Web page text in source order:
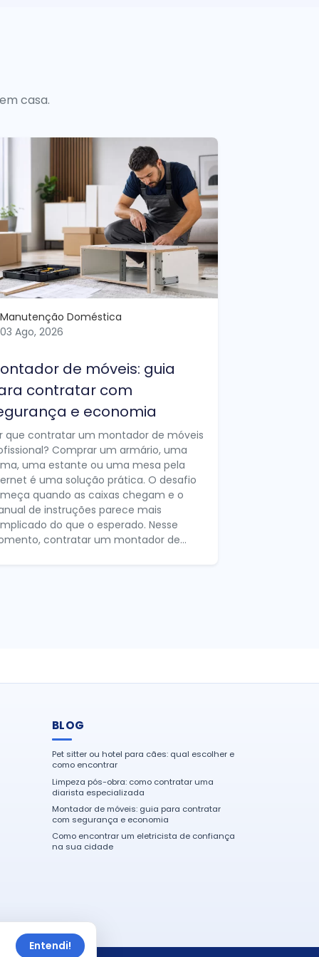
casa.
Manutenção Doméstica
03 Ago, 2026
de móveis: guia
contratar com
e economia
que contratar um montador de móveis
Comprar um armário, uma
uma estante ou uma mesa pela
é uma solução prática. O desafio
quando as caixas chegam e o
de instruções parece mais
do que o esperado. Nesse
contratar um montador de...
BLOG
Pet sitter ou hotel para cães: qual escolher e
como encontrar
Limpeza pós-obra: como contratar uma
diarista especializada
Montador de móveis: guia para contratar
com segurança e economia
Como encontrar um eletricista de confiança
na sua cidade
Entendi!